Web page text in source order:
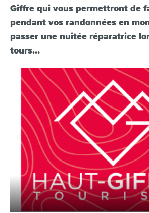
Giffre qui vous permettront de
pendant vos randonnées en
passer une nuitée réparatrice
tours…